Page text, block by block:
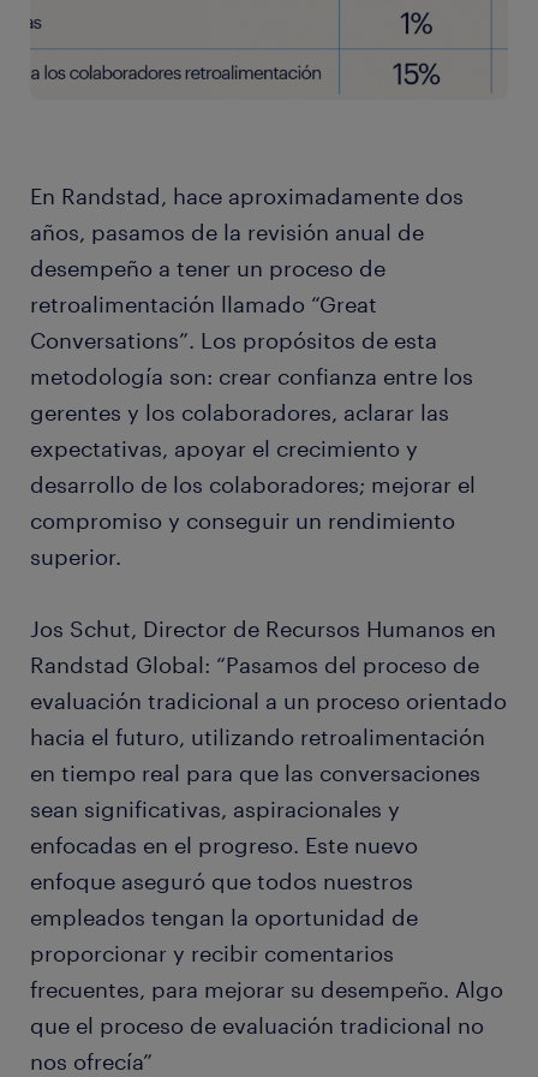
En Randstad, hace aproximadamente dos
años, pasamos de la revisión anual de
desempeño a tener un proceso de
retroalimentación llamado “Great
Conversations”. Los propósitos de esta
metodología son: crear confianza entre los
gerentes y los colaboradores, aclarar las
expectativas, apoyar el crecimiento y
desarrollo de los colaboradores; mejorar el
compromiso y conseguir un rendimiento
superior.
Jos Schut, Director de Recursos Humanos en
Randstad Global: “Pasamos del proceso de
evaluación tradicional a un proceso orientado
hacia el futuro, utilizando retroalimentación
en tiempo real para que las conversaciones
sean significativas, aspiracionales y
enfocadas en el progreso. Este nuevo
enfoque aseguró que todos nuestros
empleados tengan la oportunidad de
proporcionar y recibir comentarios
frecuentes, para mejorar su desempeño. Algo
que el proceso de evaluación tradicional no
nos ofrecía”